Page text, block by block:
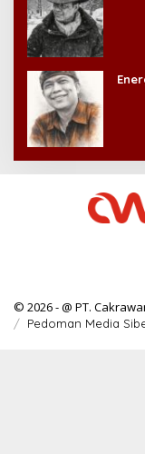
© 2026 - @ PT.
Pedoman Media